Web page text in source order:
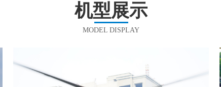
机型展示
MODEL DISPLAY